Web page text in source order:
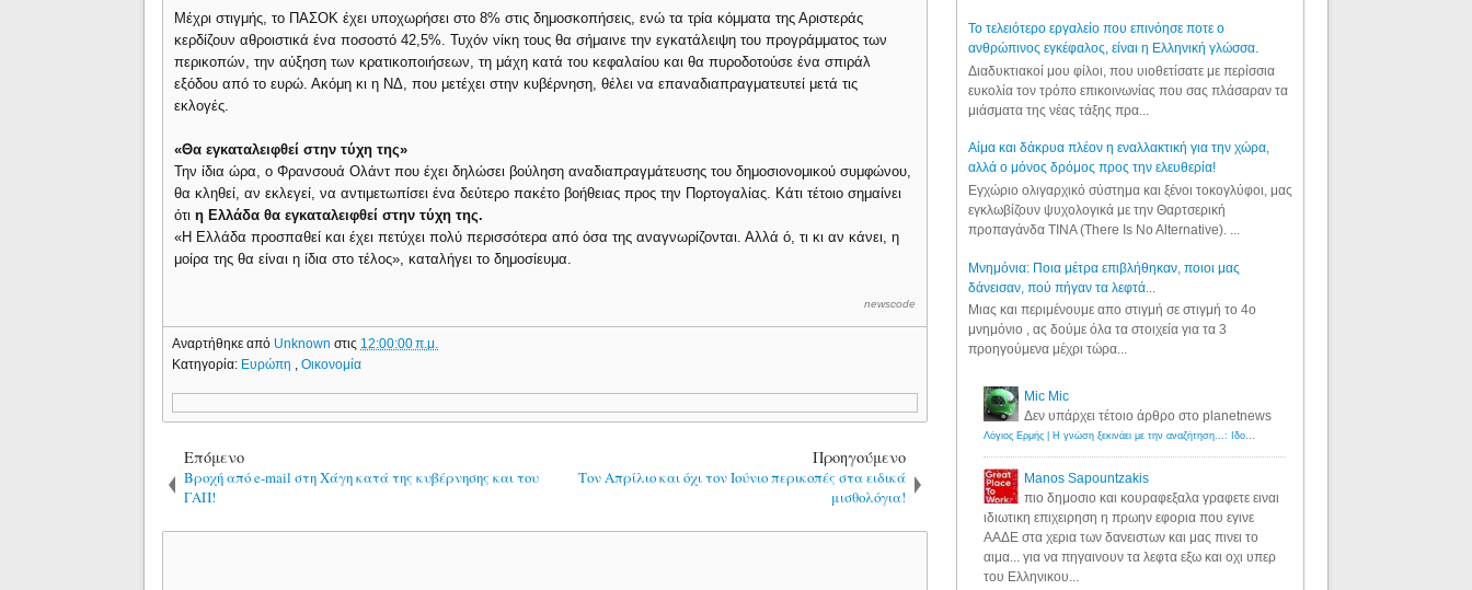
Μέχρι στιγμής, το ΠΑΣΟΚ έχει υποχωρήσει στο 8% στις δημοσκοπήσεις, ενώ τα τρία κόμματα της Αριστεράς
κερδίζουν αθροιστικά ένα ποσοστό 42,5%. Τυχόν νίκη τους θα σήμαινε την εγκατάλειψη του προγράμματος των
περικοπών, την αύξηση των κρατικοποιήσεων, τη μάχη κατά του κεφαλαίου και θα πυροδοτούσε ένα σπιράλ
εξόδου από το ευρώ. Ακόμη κι η ΝΔ, που μετέχει στην κυβέρνηση, θέλει να επαναδιαπραγματευτεί μετά τις
εκλογές.
«Θα εγκαταλειφθεί στην τύχη της»
Την ίδια ώρα, ο Φρανσουά Ολάντ που έχει δηλώσει βούληση αναδιαπραγμάτευσης του δημοσιονομικού συμφώνου,
θα κληθεί, αν εκλεγεί, να αντιμετωπίσει ένα δεύτερο πακέτο βοήθειας προς την Πορτογαλίας. Κάτι τέτοιο σημαίνει
ότιη Ελλάδα θα εγκαταλειφθεί στην τύχη της.
«Η Ελλάδα προσπαθεί και έχει πετύχει πολύ περισσότερα από όσα της αναγνωρίζονται. Αλλά ό, τι κι αν κάνει, η
μοίρα της θα είναι η ίδια στο τέλος», καταλήγει το δημοσίευμα.
newscode
Αναρτήθηκε από Unknownστις 12:00:00 π.μ.
Κατηγορία: Ευρώπη ,Οικονομία
Επόμενο
Βροχή από e-mail στη Χάγη κατά της κυβέρνησης και του
ΓΑΠ!
Προηγούμενο
Τον Απρίλιο και όχι τον Ιούνιο περικοπές στα ειδικά
μισθολόγια!
Το τελειότερο εργαλείο που επινόησε ποτε ο
ανθρώπινος εγκέφαλος, είναι η Ελληνική γλώσσα.
Διαδυκτιακοί μου φίλοι, που υιοθετίσατε με περίσσια
ευκολία τον τρόπο επικοινωνίας που σας πλάσαραν τα
μιάσματα της νέας τάξης πρα...
Αίμα και δάκρυα πλέον η εναλλακτική για την χώρα,
αλλά ο μόνος δρόμος προς την ελευθερία!
Εγχώριο ολιγαρχικό σύστημα και ξένοι τοκογλύφοι, μας
εγκλωβίζουν ψυχολογικά με την Θαρτσερική
προπαγάνδα TINA (There Is No Alternative). ...
Μνημόνια: Ποια μέτρα επιβλήθηκαν, ποιοι μας
δάνεισαν, πού πήγαν τα λεφτά...
Μιας και περιμένουμε απο στιγμή σε στιγμή το 4ο
μνημόνιο , ας δούμε όλα τα στοιχεία για τα 3
προηγούμενα μέχρι τώρα...
Mic Mic
Δεν υπάρχει τέτοιο άρθρο στο planetnews
Λόγιος Ερμής | Η γνώση ξεκινάει με την αναζήτηση...: Ιδού οι 18 που χρωστούν 11 δις ευρώ!
Manos Sapountzakis
πιο δημοσιο και κουραφεξαλα γραφετε ειναι
ιδιωτικη επιχειρηση η πρωην εφορια που εγινε
ΑΑΔΕ στα χερια των δανειστων και μας πινει το
αιμα... για να πηγαινουν τα λεφτα εξω και οχι υπερ
του Ελληνικου...